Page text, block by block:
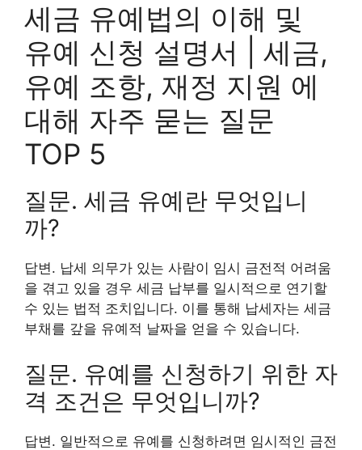
세금 유예법의 이해 및
유예 신청 설명서 | 세금,
유예 조항, 재정 지원 에
대해 자주 묻는 질문
TOP 5
질문. 세금 유예란 무엇입니
까?
답변. 납세 의무가 있는 사람이 임시 금전적 어려움
을 겪고 있을 경우 세금 납부를 일시적으로 연기할
수 있는 법적 조치입니다. 이를 통해 납세자는 세금
부채를 갚을 유예적 날짜을 얻을 수 있습니다.
질문. 유예를 신청하기 위한 자
격 조건은 무엇입니까?
답변. 일반적으로 유예를 신청하려면 임시적인 금전